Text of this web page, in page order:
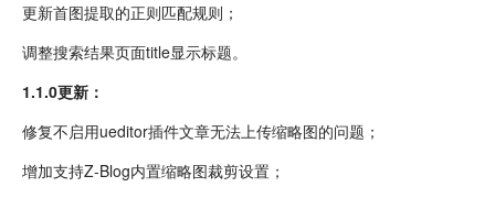
更新首图提取的正则匹配规则；
调整搜索结果页面title显示标题。
1.1.0更新：
修复不启用ueditor插件文章无法上传缩略图的问题；
增加支持Z-Blog内置缩略图裁剪设置；